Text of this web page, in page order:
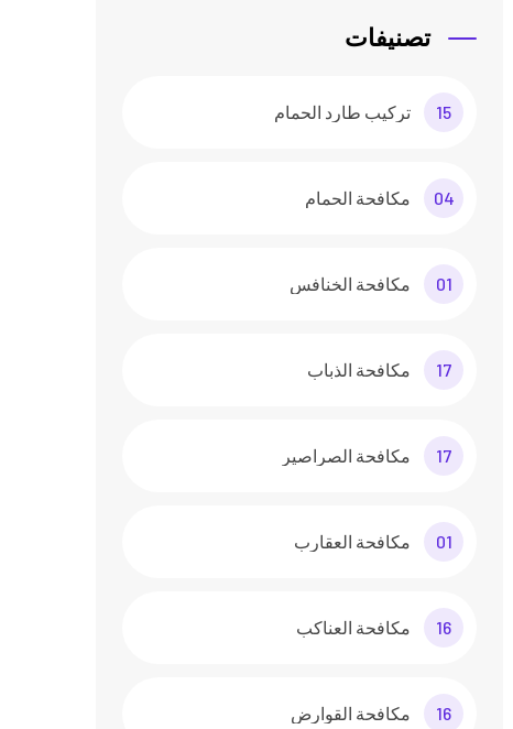
تصنيفات
تركيب طارد الحمام 15
مكافحة الحمام 04
مكافحة الخنافس 01
مكافحة الذباب 17
مكافحة الصراصير 17
مكافحة العقارب 01
مكافحة العناكب 16
مكافحة القوارض 16